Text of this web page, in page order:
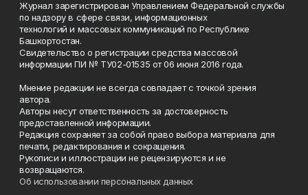
Журнал зарегистрирован Управлением Федеральной службы
по надзору в сфере связи, информационных
технологий и массовых коммуникаций по Республике
Башкортостан.
Свидетельство о регистрации средства массовой
информации ПИ № ТУ02-01535 от 06 июня 2016 года.
Мнение редакции не всегда совпадает с точкой зрения
автора.
Авторы несут ответственность за достоверность
предоставленной информации.
Редакция сохраняет за собой право выбора материала для
печати, редактирования и сокращения.
Рукописи и иллюстрации не рецензируются и не
возвращаются.
Об использовании персональных данных